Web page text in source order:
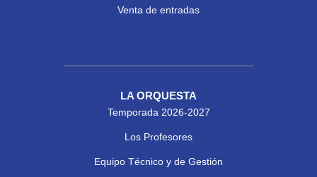
Venta de entradas
LA ORQUESTA
Temporada 2026-2027
Los Profesores
Equipo Técnico y de Gestión